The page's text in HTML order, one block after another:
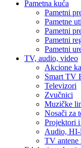
Pametna kuća
Pametni
Pametne
Pametni
Pametni
Pametni
TV, audio, video
Akcione
Smart TV
Televizori
Zvučnici
Muzičke
Nosači za
Projektori i
Audio,
TV antene